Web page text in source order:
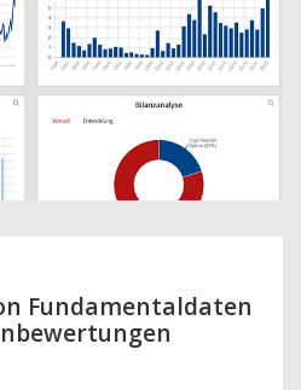
Fundamentaldaten